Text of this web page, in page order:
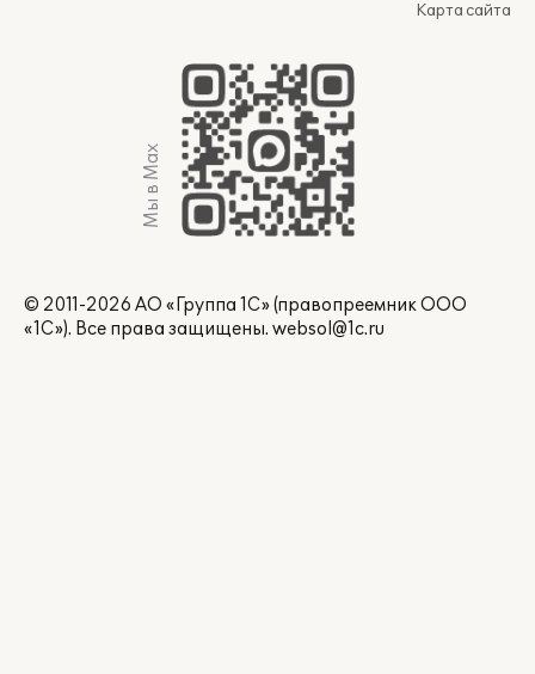
Карта сайта
Мы в Max
© 2011-2026 АО «Группа 1С» (правопреемник ООО
«1С»). Все права защищены. websol@1c.ru